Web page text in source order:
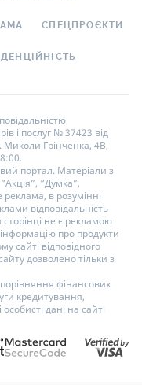
СПЕЦПРОЄКТИ
і послуг № 37423 від
Грінченка, 4В,
портал. Матеріали з
“Думка”,
в розумінні
відповідальність
не є рекламою
про продукти
сайті відповідного
дозволено тільки з
фінансових
кредитування,
дані на сайті